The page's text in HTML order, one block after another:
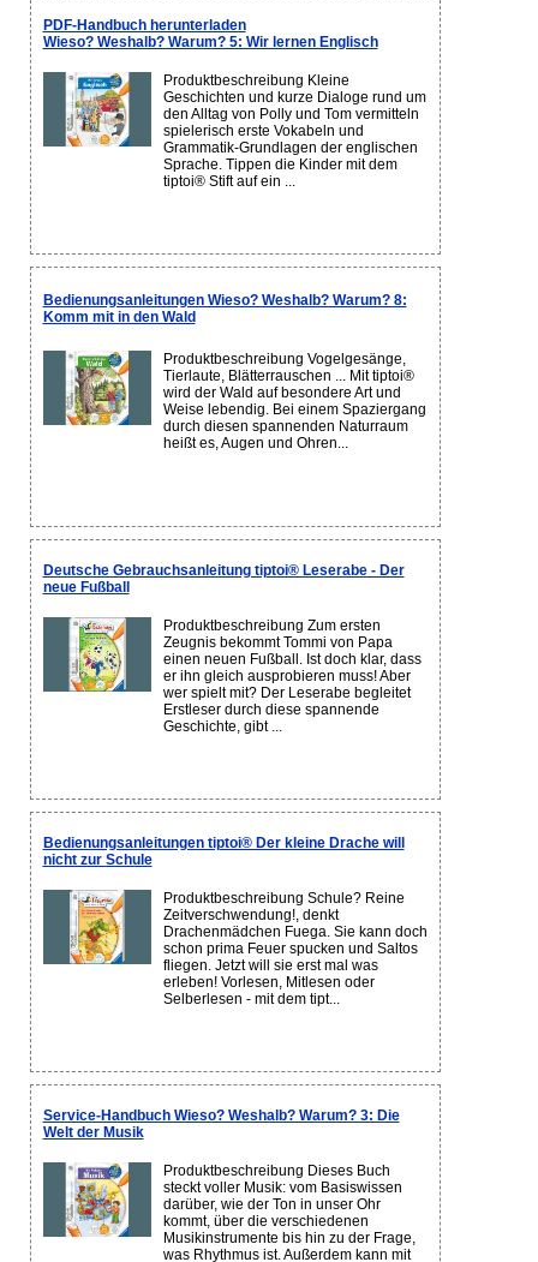
PDF-Handbuch herunterladen
Wieso? Weshalb? Warum? 5: Wir lernen Englisch
Produktbeschreibung Kleine
Geschichten und kurze Dialoge rund um
den Alltag von Polly und Tom vermitteln
spielerisch erste Vokabeln und
Grammatik-Grundlagen der englischen
Sprache. Tippen die Kinder mit dem
tiptoi® Stift auf ein ...
Bedienungsanleitungen Wieso? Weshalb? Warum? 8:
Komm mit in den Wald
Produktbeschreibung Vogelgesänge,
Tierlaute, Blätterrauschen ... Mit tiptoi®
wird der Wald auf besondere Art und
Weise lebendig. Bei einem Spaziergang
durch diesen spannenden Naturraum
heißt es, Augen und Ohren...
Deutsche Gebrauchsanleitung tiptoi® Leserabe - Der
neue Fußball
Produktbeschreibung Zum ersten
Zeugnis bekommt Tommi von Papa
einen neuen Fußball. Ist doch klar, dass
er ihn gleich ausprobieren muss! Aber
wer spielt mit? Der Leserabe begleitet
Erstleser durch diese spannende
Geschichte, gibt ...
Bedienungsanleitungen tiptoi® Der kleine Drache will
nicht zur Schule
Produktbeschreibung Schule? Reine
Zeitverschwendung!, denkt
Drachenmädchen Fuega. Sie kann doch
schon prima Feuer spucken und Saltos
fliegen. Jetzt will sie erst mal was
erleben! Vorlesen, Mitlesen oder
Selberlesen - mit dem tipt...
Service-Handbuch Wieso? Weshalb? Warum? 3: Die
Welt der Musik
Produktbeschreibung Dieses Buch
steckt voller Musik: vom Basiswissen
darüber, wie der Ton in unser Ohr
kommt, über die verschiedenen
Musikinstrumente bis hin zu der Frage,
was Rhythmus ist. Außerdem kann mit